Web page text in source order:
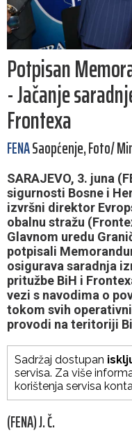
Potpisan
- Jačanje
Frontexa
FENASaopćenje, Foto/
SARAJEVO, 3. juna
sigurnosti Bosne i
izvršni direktor
obalnu stražu
Glavnom uredu
potpisali
osigurava saradnja
pritužbe BiH i
vezi s navodima o
tokom svih
provodi na teritoriji
Sadržaj dostupan
servisa. Za više
korištenja servisa
(FENA) J. Č.